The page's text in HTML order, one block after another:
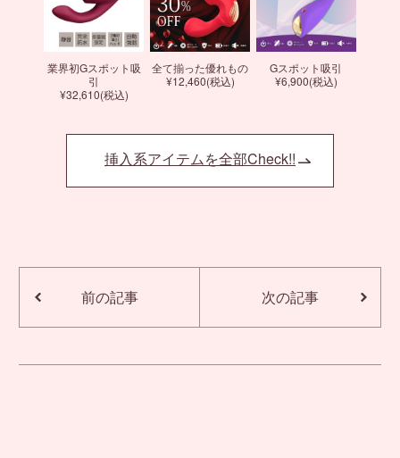
業界初Gスポット吸
引
¥32,610(税込)
全て揃った優れもの
¥12,460(税込)
Gスポット吸引
¥6,900(税込)
挿入系アイテムを全部Check!!
前の記事 次の記事